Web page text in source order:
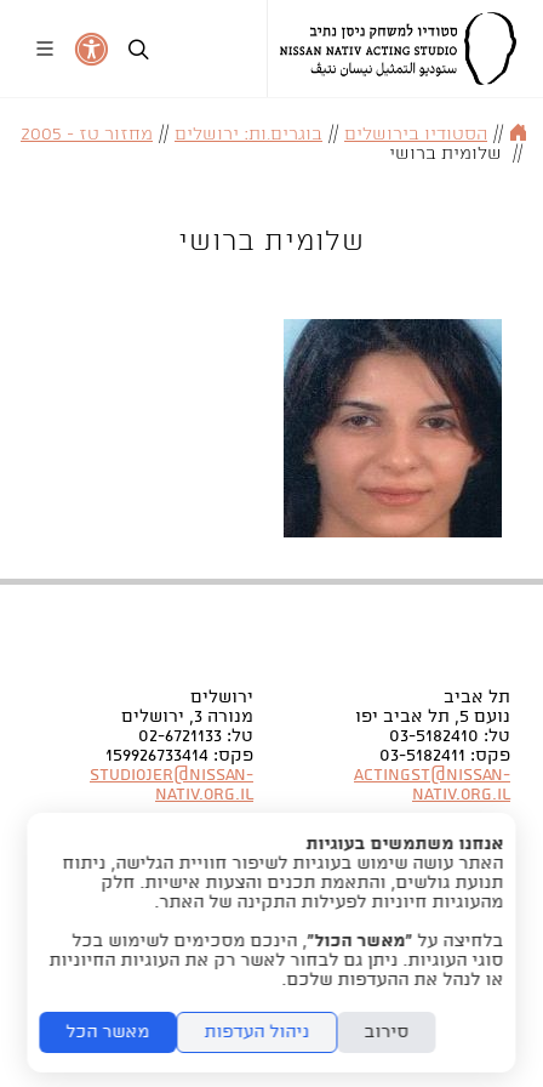
// הסטודיו בירושלים // בוגרים.ות: ירושלים // מחזור טז - 2005
//
שלומית ברושי
שלומית ברושי
תל אביב
נועם 5, תל אביב יפו
טל: 03-5182410
פקס: 03-5182411
Actingst@nissan-
nativ.org.il
ירושלים
מנורה 3, ירושלים
טל: 02-6721133
פקס: 159926733414
Studiojer@nissan-
nativ.org.il
אנחנו משתמשים בעוגיות
האתר עושה שימוש בעוגיות לשיפור חוויית הגלישה, ניתוח
תנועת גולשים, והתאמת תכנים והצעות אישיות. חלק
מהעוגיות חיוניות לפעילות התקינה של האתר.
בלחיצה על “מאשר הכול”, הינכם מסכימים לשימוש בכל
סוגי העוגיות. ניתן גם לבחור לאשר רק את העוגיות החיוניות
או לנהל את ההעדפות שלכם.
סירוב ניהול העדפות מאשר הכל